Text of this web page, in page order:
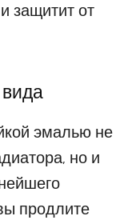
защитит от
эмалью не
но и
продлите